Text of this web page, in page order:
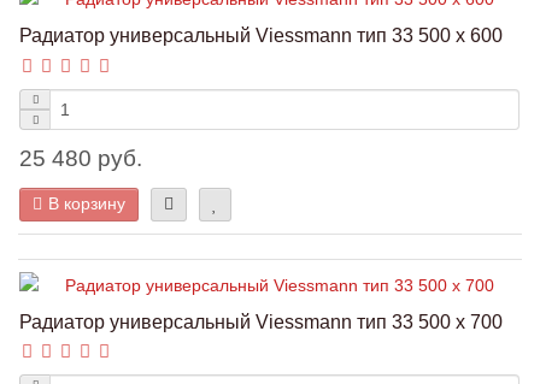
Радиатор универсальный Viessmann тип 33 500 x 600
25 480 руб.
В корзину
Радиатор универсальный Viessmann тип 33 500 x 700